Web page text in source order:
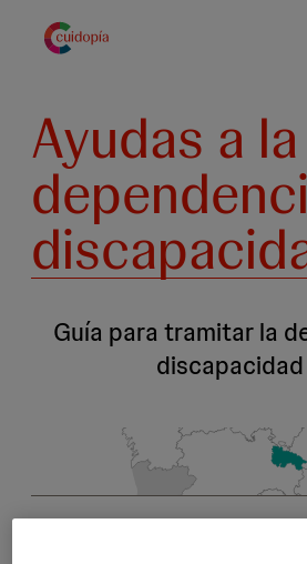
contenido
Ayudas a la
Guía para tramitar la
discapacidad